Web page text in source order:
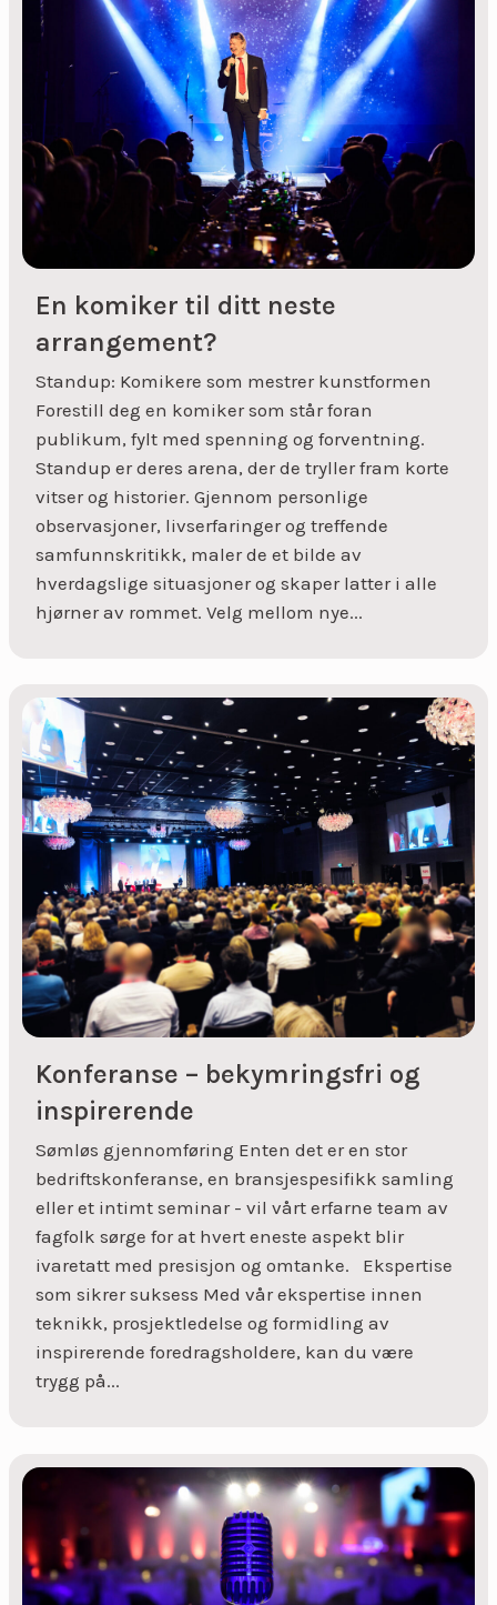
En komiker til ditt neste
arrangement?
Standup: Komikere som mestrer kunstformen
Forestill deg en komiker som står foran
publikum, fylt med spenning og forventning.
Standup er deres arena, der de tryller fram korte
vitser og historier. Gjennom personlige
observasjoner, livserfaringer og treffende
samfunnskritikk, maler de et bilde av
hverdagslige situasjoner og skaper latter i alle
hjørner av rommet. Velg mellom nye...
Konferanse – bekymringsfri og
inspirerende
Sømløs gjennomføring Enten det er en stor
bedriftskonferanse, en bransjespesifikk samling
eller et intimt seminar - vil vårt erfarne team av
fagfolk sørge for at hvert eneste aspekt blir
ivaretatt med presisjon og omtanke. Ekspertise
som sikrer suksess Med vår ekspertise innen
teknikk, prosjektledelse og formidling av
inspirerende foredragsholdere, kan du være
trygg på...